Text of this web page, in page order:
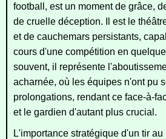
football, est un moment de grâce,
de cruelle déception. Il est le
et de cauchemars persistants,
cours d'une compétition en
souvent, il représente
acharnée, où les équipes n'ont pu
prolongations, rendant ce face-à-
et le gardien d'autant plus crucial.
L'importance stratégique d'un tir